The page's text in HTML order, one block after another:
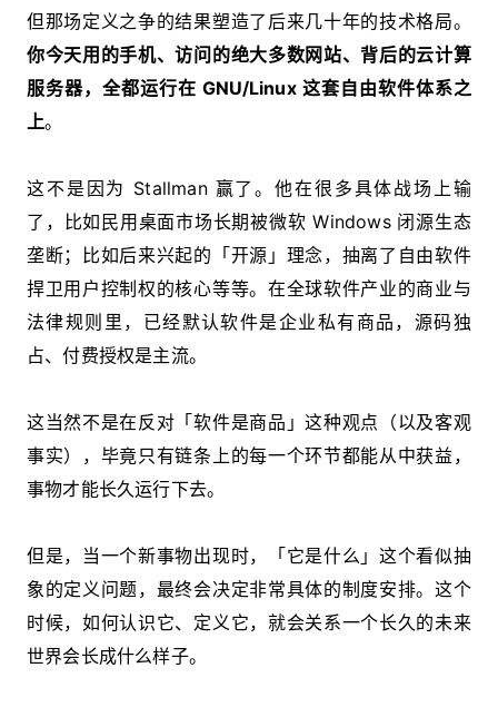
但那场定义之争的结果塑造了后来几十年的技术格局。
你今天用的手机、访问的绝大多数网站、背后的云计算
服务器，全都运行在 GNU/Linux 这套自由软件体系之
上。
这不是因为 Stallman 赢了。他在很多具体战场上输
了，比如民用桌面市场长期被微软 Windows 闭源生态
垄断；比如后来兴起的「开源」理念，抽离了自由软件
捍卫用户控制权的核心等等。在全球软件产业的商业与
法律规则里，已经默认软件是企业私有商品，源码独
占、付费授权是主流。
这当然不是在反对「软件是商品」这种观点（以及客观
事实），毕竟只有链条上的每一个环节都能从中获益，
事物才能长久运行下去。
但是，当一个新事物出现时，「它是什么」这个看似抽
象的定义问题，最终会决定非常具体的制度安排。这个
时候，如何认识它、定义它，就会关系一个长久的未来
世界会长成什么样子。